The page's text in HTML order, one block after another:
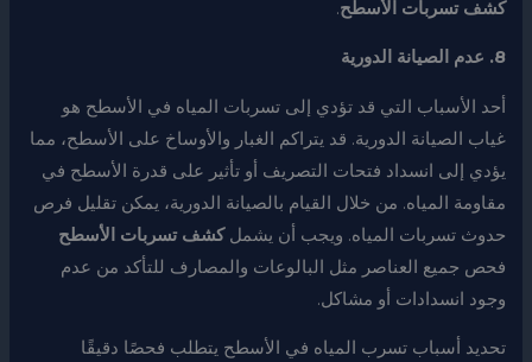
كشف تسربات الأسطح.
8. عدم الصيانة الدورية
أحد الأسباب التي قد تؤدي إلى تسربات المياه في الأسطح هو
غياب الصيانة الدورية. قد يتراكم الغبار والأوساخ على الأسطح، مما
يؤدي إلى انسداد فتحات التصريف أو تأثير على قدرة الأسطح في
مقاومة المياه. من خلال القيام بالصيانة الدورية، يمكن تقليل فرص
حدوث تسربات المياه. ويجب أن يشملكشف تسربات الأسطح
فحص جميع العناصر مثل البالوعات والمصارف للتأكد من عدم
وجود انسدادات أو مشاكل.
تحديد أسباب تسرب المياه في الأسطح يتطلب فحصًا دقيقًا